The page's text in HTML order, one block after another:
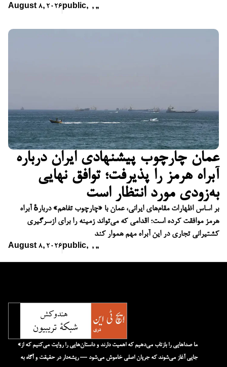
August 8, 2026 public, ,,,
عمان چارچوب پیشنهادی ایران درباره
آبراه هرمز را پذیرفت؛ توافق نهایی
به‌زودی مورد انتظار است
بر اساس اظهارات مقام‌های ایرانی، عمان با «چارچوب تفاهم» دربارهٔ آبراه
هرمز موافقت کرده است؛ اقدامی که می‌تواند زمینه را برای ازسرگیری
کشتیرانی تجاری در این آبراه مهم هموار کند
August 8, 2026 public, ,,,
«ما صداهایی را بازتاب می‌دهیم که اهمیت دارند و داستان‌هایی را روایت می‌کنیم که از
جایی آغاز می‌شوند که جریان اصلی خاموش می‌شود — ریشه‌دار در حقیقت و آگاه به